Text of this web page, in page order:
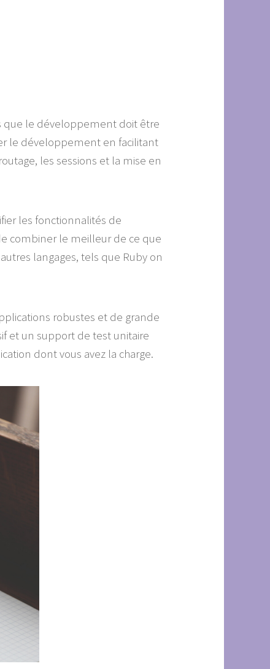
que le développement doit être
le développement en facilitant
les sessions et la mise en
les fonctionnalités de
combiner le meilleur de ce que
langages, tels que Ruby on
robustes et de grande
et un support de test unitaire
dont vous avez la charge.